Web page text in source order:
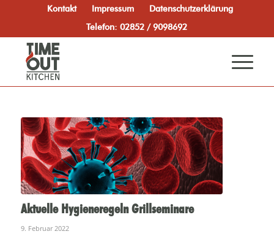
Kontakt Impressum
Datenschutzerklärung
Telefon: 02852 / 9098692
Aktuelle Hygieneregeln Grillseminare
9. Februar 2022